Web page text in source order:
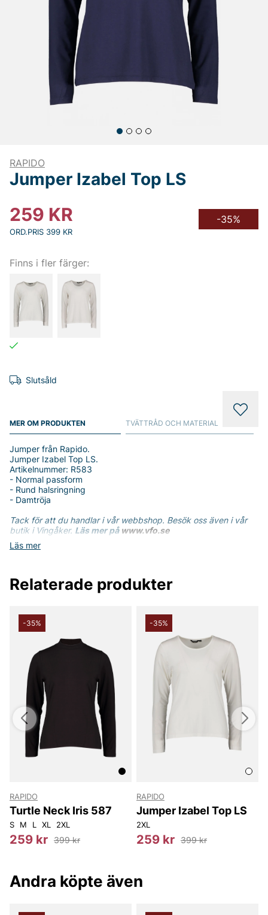
RAPIDO
Jumper Izabel Top LS
259 KR
ORD.PRIS 399 KR
-35%
Finns i fler färger:
Slutsåld
MER OM PRODUKTEN
Läs mer
Jumper från Rapido.
Jumper Izabel Top LS.
Artikelnummer: R583
- Normal passform
- Rund halsringning
- Damtröja
Tack för att du handlar i vår webbshop. Besök oss även i vår
butik i Vingåker. Läs mer på www.vfo.se
TVÄTTRÅD OCH MATERIAL
Relaterade produkter
-35%
RAPIDO
Turtle Neck Iris 587
S M L XL 2XL
259 kr 399 kr
-35%
RAPIDO
Jumper Izabel Top LS
2XL
259 kr 399 kr
Andra köpte även